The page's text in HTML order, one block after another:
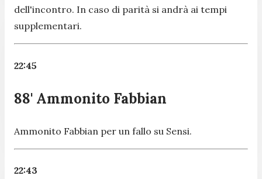
dell'incontro. In caso di parità si andrà ai tempi
supplementari.
22:45
88' Ammonito Fabbian
Ammonito Fabbian per un fallo su Sensi.
22:43